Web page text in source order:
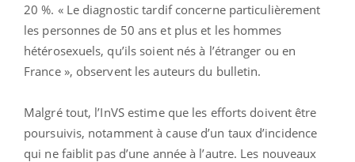
20 %. « Le diagnostic tardif concerne particulièrement
les personnes de 50 ans et plus et les hommes
hétérosexuels, qu’ils soient nés à l’étranger ou en
France », observent les auteurs du bulletin.
Malgré tout, l’InVS estime que les efforts doivent être
poursuivis, notamment à cause d’un taux d’incidence
qui ne faiblit pas d’une année à l’autre. Les nouveaux